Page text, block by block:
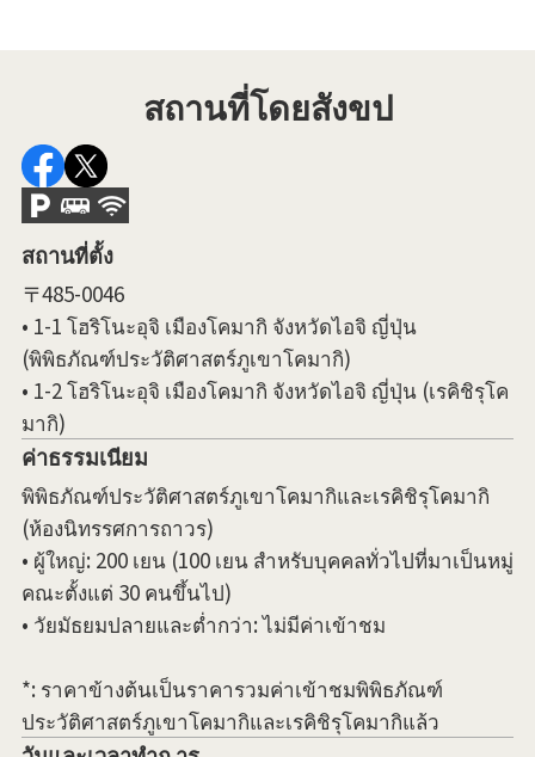
สถานที่โดยสังขป
สถานที่ตั้ง
〒485-0046
• 1-1 โฮริโนะอุจิ เมืองโคมากิ จังหวัดไอจิ ญี่ปุ่น
(พิพิธภัณฑ์ประวัติศาสตร์ภูเขาโคมากิ)
• 1-2 โฮริโนะอุจิ เมืองโคมากิ จังหวัดไอจิ ญี่ปุ่น (เรคิชิรุโค
มากิ)
ค่าธรรมเนียม
พิพิธภัณฑ์ประวัติศาสตร์ภูเขาโคมากิและเรคิชิรุโคมากิ
(ห้องนิทรรศการถาวร)
• ผู้ใหญ่: 200 เยน (100 เยน สำหรับบุคคลทั่วไปที่มาเป็นหมู่
คณะตั้งแต่ 30 คนขึ้นไป)
• วัยมัธยมปลายและต่ำกว่า: ไม่มีค่าเข้าชม
*: ราคาข้างต้นเป็นราคารวมค่าเข้าชมพิพิธภัณฑ์
ประวัติศาสตร์ภูเขาโคมากิและเรคิชิรุโคมากิแล้ว